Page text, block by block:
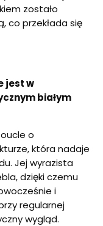
zostało
co przekłada się
jest w
białym
o
która nadaje
Jej wyrazista
dzięki czemu
i
regularnej
wygląd.